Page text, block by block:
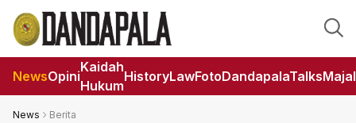
NewsOpini
Kaidah
Hukum
HistoryLawFotoDandapalaTalks
News Berita